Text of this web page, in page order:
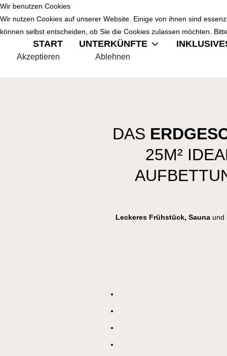
START UNTERKÜNFTE
DAS ERD
25M²
Leckeres Frühstück, Sauna und
Wir benutzen Cookies
Wir nutzen Cookies auf unserer Website. Einige von ihnen sind
können selbst entscheiden, ob Sie die Cookies zulassen möchten.
Akzeptieren Ablehnen